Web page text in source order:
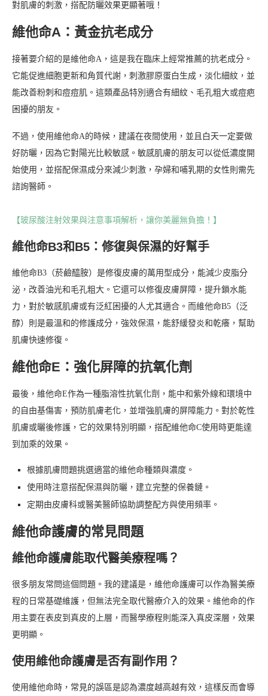
對肌膚的刺激，搭配防曬效果更顯著哦！
維他命A：黃金抗老成分
接著要介紹的是維他命A，這是我在臨床上經常推薦的抗老成分。
它能促進細胞更新和角質代謝，刺激膠原蛋白生成，淡化細紋，並
能改善粉刺和痘痘肌。這類產品特別適合有細紋、毛孔粗大或痘疤
困擾的朋友。
不過，使用維他命A的時候，建議在夜間使用，並且白天一定要做
好防曬，因為它對陽光比較敏感。敏感肌膚的朋友可以從低濃度開
始使用，並搭配保濕成分來減少刺激，孕婦和哺乳期的女性則需先
諮詢醫師。
【玻尿酸注射效果與注意事項解析，讓你美麗無負擔！】
維他命B3和B5：修復與保濕的好幫手
維他命B3（菸鹼醯胺）是修復皮膚的萬用型成分，能減少皮脂分
泌，改善油光和毛孔粗大。它還可以修復皮膚屏障，提升鎖水能
力，對於敏感肌膚或有泛紅困擾的人尤其適合。而維他命B5（泛
醇）則是最溫和的修護成分，強效保濕，能舒緩發炎和乾癢，幫助
肌膚快速修復。
維他命E：強化屏障的抗氧化劑
最後，維他命E作為一種脂溶性抗氧化劑，能中和紫外線和環境中
的自由基傷害，預防肌膚老化，並增強肌膚的屏障能力。對於乾性
肌膚或曬後修護，它的效果特別明顯，搭配維他命C使用時更能達
到加乘的效果。
根據肌膚問題挑選適當的維他命種類與濃度。
使用時注意搭配保濕與防曬，建立完整的保養鏈。
定期由皮膚科或醫美醫師協助調整配方與使用頻率。
維他命護膚的常見問題
維他命護膚能取代醫美療程嗎？
很多朋友常問這個問題。我的建議是，維他命護膚可以作為醫美療
程的日常基礎維護，但無法完全取代醫療介入的效果。維他命的作
用主要在表皮到真皮的上層，而醫學療程則能深入真皮深層，效果
更明顯。
使用維他命護膚是否有副作用？
使用維他命時，常見的誤區是認為濃度越高越有效，這樣反而會導